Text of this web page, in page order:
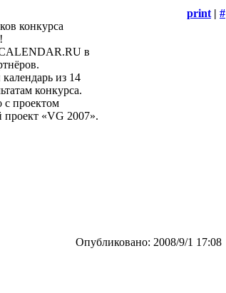
print | #
конкурса
в
из 14
конкурса.
с проектом
«VG 2007».
Опубликовано: 2008/9/1 17:08